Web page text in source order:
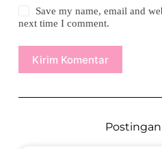
Save my name, email and
next time I comment.
Kirim Komentar